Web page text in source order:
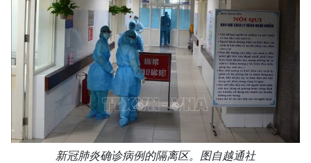
新冠肺炎确诊病例的隔离区。图自越通社